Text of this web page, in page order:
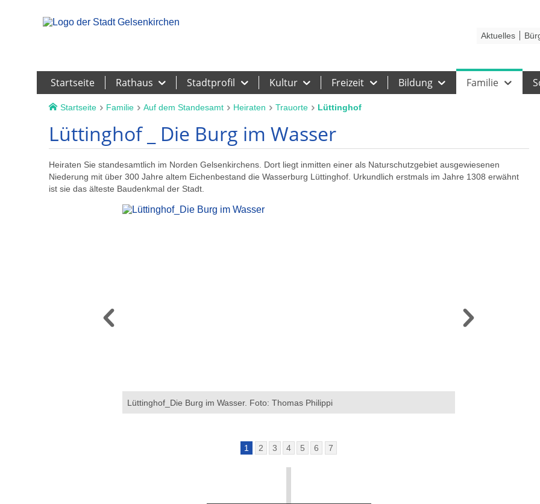
Startseite Rathaus Stadtprofil Kultur Freizeit Bildung Familie
Aktuelles
Startseite Familie Auf dem Standesamt Heiraten Trauorte Lüttinghof
Lüttinghof _ Die Burg im Wasser
Heiraten Sie standesamtlich im Norden Gelsenkirchens. Dort liegt inmitten einer als Naturschutzgebiet ausgewiesenen
Niederung mit über 300 Jahre altem Eichenbestand die Wasserburg Lüttinghof. Urkundlich erstmals im Jahre 1308 erwähnt
ist sie das älteste Baudenkmal der Stadt.
Lüttinghof_Die Burg im Wasser. Foto: Thomas Philippi
1 2 3 4 5 6 7